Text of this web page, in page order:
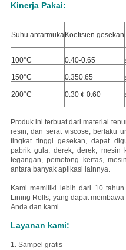
Kinerja Pakai:
Suhu antarmuka Koefisien gesekan
100°C 0.40-0.65
150°C 0.350.65
200°C 0.30 ¢ 0.60
Produk ini terbuat dari material
resin, dan serat viscose, berlaku
tingkat tinggi gesekan, dapat
pabrik gula, derek, derek, mesin
tegangan, pemotong kertas,
antara banyak aplikasi lainnya.
Kami memiliki lebih dari 10
Lining Rolls, yang dapat
Anda dan kami.
Layanan kami:
1. Sampel gratis